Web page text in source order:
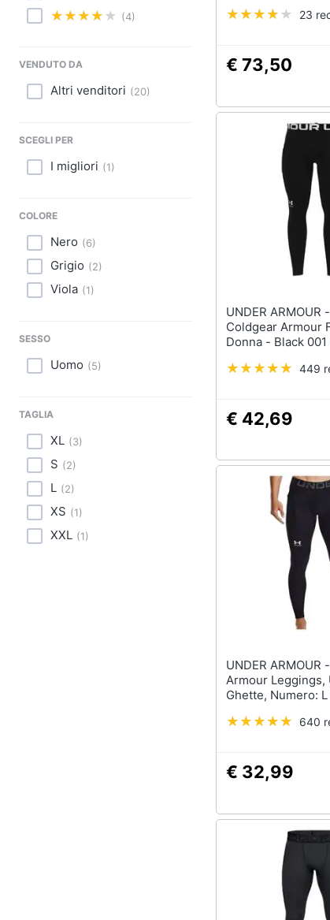
Sport
Libri, cd e dvd
Festività e ricorrenze
(4)
VENDUTO DA
Altri venditori (20)
SCEGLI PER
I migliori (1)
COLORE
Nero (6)
Grigio (2)
Viola (1)
SESSO
Uomo (5)
TAGLIA
XL (3)
S (2)
L (2)
XS (1)
XXL (1)
23
€ 73,50
UNDER ARMOUR - Leggings
Coldgear Armour
Donna - Black
449
€ 42,69
UNDER ARMOUR - Heatgear
Armour Leggings,
Ghette, Numero: L
640
€ 32,99